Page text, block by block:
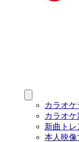
カラオ
カラオケ
新曲ト
本人映像